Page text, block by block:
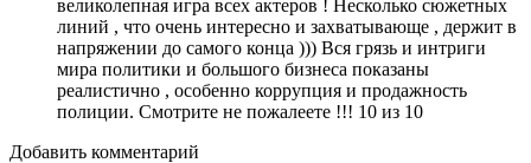
великолепная игра всех актеров ! Несколько сюжетных
линий , что очень интересно и захватывающе , держит в
напряжении до самого конца ))) Вся грязь и интриги
мира политики и большого бизнеса показаны
реалистично , особенно коррупция и продажность
полиции. Смотрите не пожалеете !!! 10 из 10
Добавить комментарий